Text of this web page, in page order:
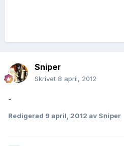
Sniper
Skrivet 8 april, 2012
-
Redigerad 9 april, 2012 av Sniper